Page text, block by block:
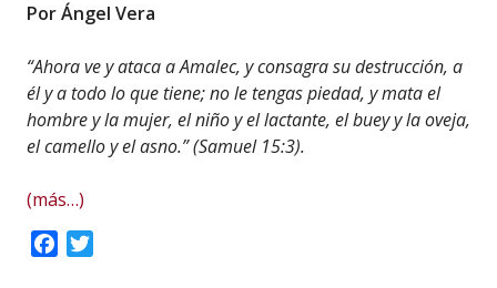
Por Ángel Vera
“Ahora ve y ataca a Amalec, y consagra su destrucción, a
él y a todo lo que tiene; no le tengas piedad, y mata el
hombre y la mujer, el niño y el lactante, el buey y la oveja,
el camello y el asno.” (Samuel 15:3).
(más…)
Facebook